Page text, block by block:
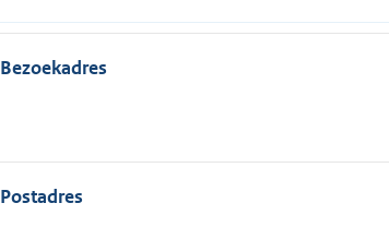
Bezoekadres
Postadres